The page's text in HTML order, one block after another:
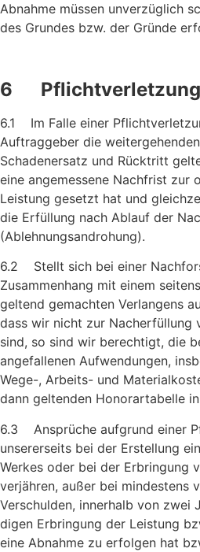
Abnahme müssen unverzüglich
des Grundes bzw. der Gründe
6
6.1 Im Falle einer
Auftrag­geber die
Schadenersatz und Rücktritt
eine angemessene Nachfrist zur
Leistung gesetzt hat und
die Erfüllung nach Ablauf der
(Ablehnungsandrohung).
6.2 Stellt sich bei einer
Zusammenhang mit einem
geltend gemachten Verlangens
dass wir nicht zur Nacherfüllung
sind, so sind wir berechtigt, die
angefallenen Aufwendungen,
Wege-, Arbeits- und
dann geltenden Honorartabelle
6.3 Ansprüche aufgrund einer
unsererseits bei der Erstellung
Werkes oder bei der Erbringung
verjähren, außer bei mindestens
Verschulden, innerhalb von
digen Erbringung der Leistung
eine Abnahme zu erfolgen hat